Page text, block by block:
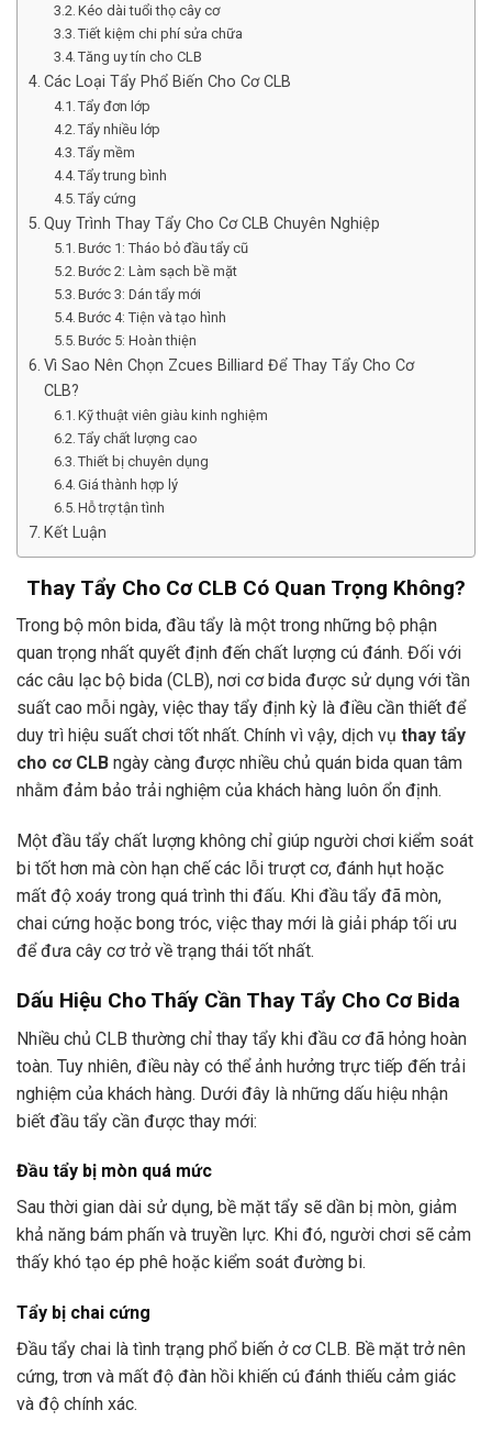
Kéo dài tuổi thọ cây cơ
Tiết kiệm chi phí sửa chữa
Tăng uy tín cho CLB
Các Loại Tẩy Phổ Biến Cho Cơ CLB
Tẩy đơn lớp
Tẩy nhiều lớp
Tẩy mềm
Tẩy trung bình
Tẩy cứng
Quy Trình Thay Tẩy Cho Cơ CLB Chuyên Nghiệp
Bước 1: Tháo bỏ đầu tẩy cũ
Bước 2: Làm sạch bề mặt
Bước 3: Dán tẩy mới
Bước 4: Tiện và tạo hình
Bước 5: Hoàn thiện
Vì Sao Nên Chọn Zcues Billiard Để Thay Tẩy Cho Cơ
CLB?
Kỹ thuật viên giàu kinh nghiệm
Tẩy chất lượng cao
Thiết bị chuyên dụng
Giá thành hợp lý
Hỗ trợ tận tình
Kết Luận
Thay Tẩy Cho Cơ CLB Có Quan Trọng Không?
Trong bộ môn bida, đầu tẩy là một trong những bộ phận
quan trọng nhất quyết định đến chất lượng cú đánh. Đối với
các câu lạc bộ bida (CLB), nơi cơ bida được sử dụng với tần
suất cao mỗi ngày, việc thay tẩy định kỳ là điều cần thiết để
duy trì hiệu suất chơi tốt nhất. Chính vì vậy, dịch vụ thay tẩy
cho cơ CLB ngày càng được nhiều chủ quán bida quan tâm
nhằm đảm bảo trải nghiệm của khách hàng luôn ổn định.
Một đầu tẩy chất lượng không chỉ giúp người chơi kiểm soát
bi tốt hơn mà còn hạn chế các lỗi trượt cơ, đánh hụt hoặc
mất độ xoáy trong quá trình thi đấu. Khi đầu tẩy đã mòn,
chai cứng hoặc bong tróc, việc thay mới là giải pháp tối ưu
để đưa cây cơ trở về trạng thái tốt nhất.
Dấu Hiệu Cho Thấy Cần Thay Tẩy Cho Cơ Bida
Nhiều chủ CLB thường chỉ thay tẩy khi đầu cơ đã hỏng hoàn
toàn. Tuy nhiên, điều này có thể ảnh hưởng trực tiếp đến trải
nghiệm của khách hàng. Dưới đây là những dấu hiệu nhận
biết đầu tẩy cần được thay mới:
Đầu tẩy bị mòn quá mức
Sau thời gian dài sử dụng, bề mặt tẩy sẽ dần bị mòn, giảm
khả năng bám phấn và truyền lực. Khi đó, người chơi sẽ cảm
thấy khó tạo ép phê hoặc kiểm soát đường bi.
Tẩy bị chai cứng
Đầu tẩy chai là tình trạng phổ biến ở cơ CLB. Bề mặt trở nên
cứng, trơn và mất độ đàn hồi khiến cú đánh thiếu cảm giác
và độ chính xác.